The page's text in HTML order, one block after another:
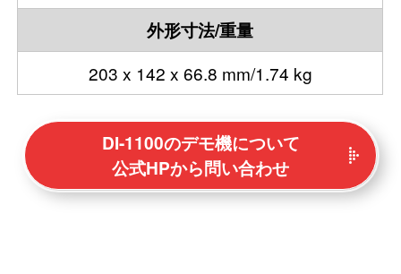
外形寸法/重量
203 x 142 x 66.8 mm/1.74 kg
DI-1100のデモ機について
公式HPから問い合わせ